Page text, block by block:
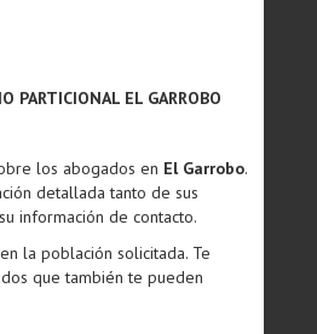
PARTICIONAL EL GARROBO
los abogados en El Garrobo.
detallada tanto de sus
información de contacto.
la población solicitada. Te
que también te pueden